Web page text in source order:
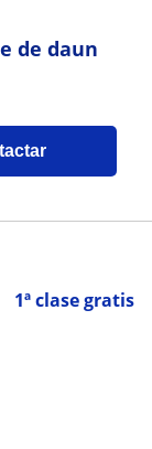
de daun
1ª clase gratis